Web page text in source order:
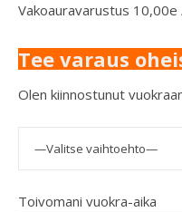
Vakoauravarustus 10,00e
Tee varaus
Olen kiinnostunut
Toivomani vuokra-aika